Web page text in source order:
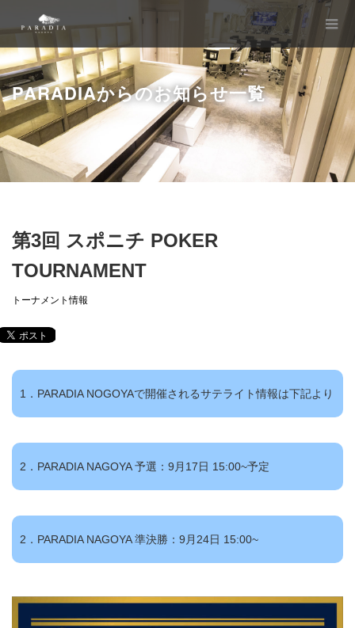
PARADIAからのお知らせ一覧
第3回 スポニチ POKER
TOURNAMENT
トーナメント情報
1．PARADIA NOGOYAで開催されるサテライト情報は下記より
2．PARADIA NAGOYA 予選：9月17日 15:00~予定
2．PARADIA NAGOYA 準決勝：9月24日 15:00~